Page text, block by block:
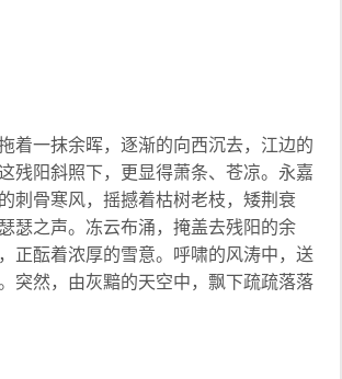
着一抹余晖，逐渐的向西沉去，江边的
残阳斜照下，更显得萧条、苍凉。永嘉
刺骨寒风，摇撼着枯树老枝，矮荆衰
瑟之声。冻云布涌，掩盖去残阳的余
正酝着浓厚的雪意。呼啸的风涛中，送
突然，由灰黯的天空中，飘下疏疏落落